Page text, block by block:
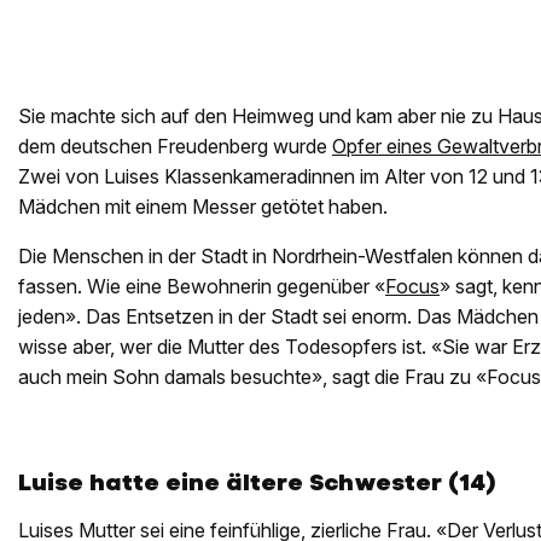
Sie machte sich auf den Heimweg und kam aber nie zu
dem deutschen Freudenberg wurde Opfer eines
Zwei von Luises Klassenkameradinnen im Alter von 12 und
Mädchen mit einem Messer getötet haben.
Die Menschen in der Stadt in Nordrhein-Westfalen können
fassen. Wie eine Bewohnerin gegenüber «Focus» sagt,
jeden». Das Entsetzen in der Stadt sei enorm. Das
wisse aber, wer die Mutter des Todesopfers ist. «Sie war
auch mein Sohn damals besuchte», sagt die Frau zu
Luise hatte eine ältere Schwester (14)
Luises Mutter sei eine feinfühlige, zierliche Frau. «Der